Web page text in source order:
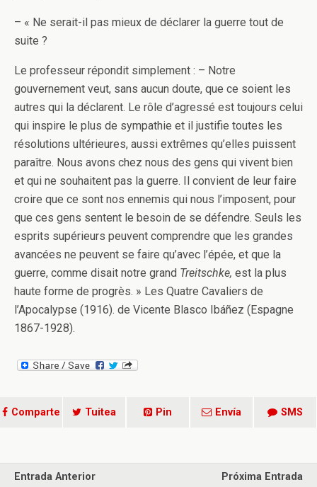
– « Ne serait-il pas mieux de déclarer la guerre tout de
suite ?
Le professeur répondit simplement : – Notre
gouvernement veut, sans aucun doute, que ce soient les
autres qui la déclarent. Le rôle d’agressé est toujours celui
qui inspire le plus de sympathie et il justifie toutes les
résolutions ultérieures, aussi extrêmes qu’elles puissent
paraître. Nous avons chez nous des gens qui vivent bien
et qui ne souhaitent pas la guerre. Il convient de leur faire
croire que ce sont nos ennemis qui nous l’imposent, pour
que ces gens sentent le besoin de se défendre. Seuls les
esprits supérieurs peuvent comprendre que les grandes
avancées ne peuvent se faire qu’avec l’épée, et que la
guerre, comme disait notre grand Treitschke, est la plus
haute forme de progrès. » Les Quatre Cavaliers de
l’Apocalypse (1916). de Vicente Blasco Ibáñez (Espagne
1867-1928).
Comparte Tuitea Pin Envía SMS
Entrada Anterior
Próxima Entrada